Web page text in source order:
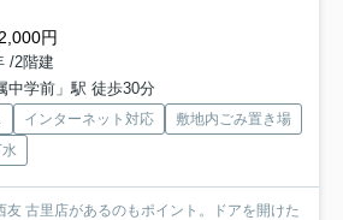
円
/2階建
中学前」駅 徒歩30分
インターネット対応
敷地内ごみ置き場
友 古里店があるのもポイント。ドアを開けた